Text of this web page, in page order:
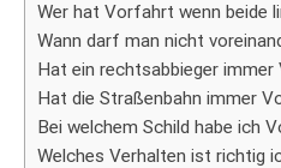
Wer hat Vorfahrt wenn beide
Wann darf man nicht
Hat ein rechtsabbieger
Hat die Straßenbahn immer
Bei welchem Schild habe ich
Welches Verhalten ist richtig